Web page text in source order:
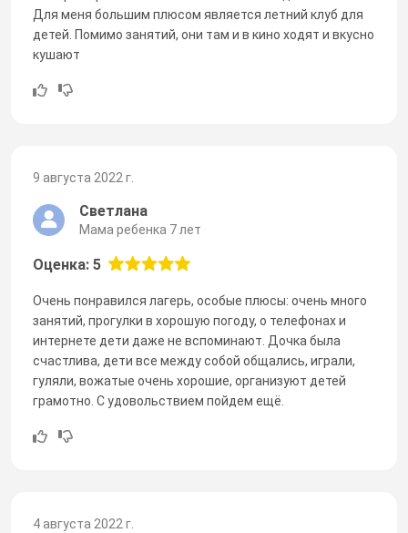
Для меня большим плюсом является летний клуб для
детей. Помимо занятий, они там и в кино ходят и вкусно
кушают
9 августа 2022 г.
Светлана
Мама ребенка 7 лет
Оценка: 5
Очень понравился лагерь, особые плюсы: очень много
занятий, прогулки в хорошую погоду, о телефонах и
интернете дети даже не вспоминают. Дочка была
счастлива, дети все между собой общались, играли,
гуляли, вожатые очень хорошие, организуют детей
грамотно. С удовольствием пойдем ещё.
4 августа 2022 г.